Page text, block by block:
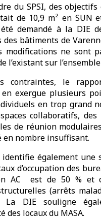
du SPSI, des
de 10,9 m² en SUN
demandé à la DIE
des bâtiments de
modifications ne sont
l’existant sur
contraintes, le
exergue plusieurs
en trop grand
collaboratifs,
de réunion
en nombre insuffisant.
également une
d’occupation des
AC est de 50 % et
(arrêts
La DIE souligne
des locaux du MASA.